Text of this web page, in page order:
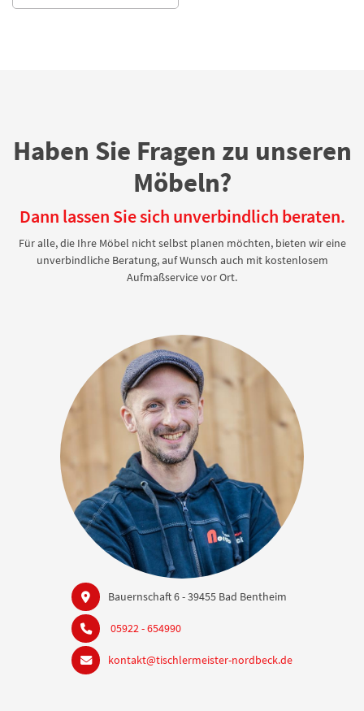
Haben Sie Fragen zu unseren
Möbeln?
Dann lassen Sie sich unverbindlich beraten.
Für alle, die Ihre Möbel nicht selbst planen möchten, bieten wir eine
unverbindliche Beratung, auf Wunsch auch mit kostenlosem
Aufmaßservice vor Ort.
Bauernschaft 6 - 39455 Bad Bentheim
05922 - 654990
kontakt@tischlermeister-nordbeck.de